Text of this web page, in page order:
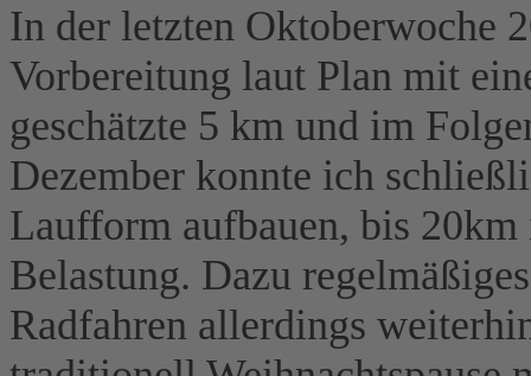
In der letzten Oktoberwoche
Vorbereitung laut Plan mit
geschätzte 5 km und im
Dezember konnte ich
Laufform aufbauen, bis
Belastung. Dazu
Radfahren allerdings